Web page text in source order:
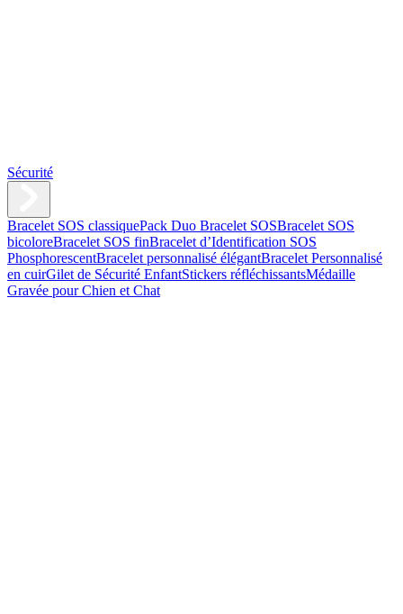
Sécurité
Bracelet SOS classiquePack Duo Bracelet SOSBracelet SOS
bicoloreBracelet SOS finBracelet d’Identification SOS
PhosphorescentBracelet personnalisé élégantBracelet Personnalisé
en cuirGilet de Sécurité EnfantStickers réfléchissantsMédaille
Gravée pour Chien et Chat